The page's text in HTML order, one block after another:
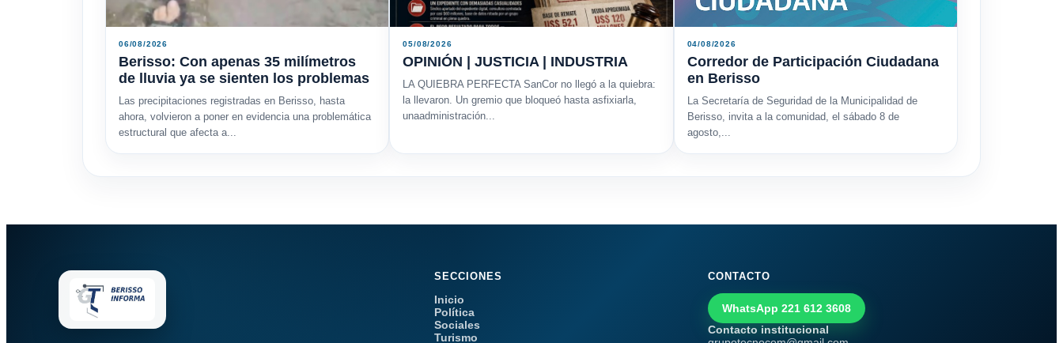
06/08/2026
Berisso: Con apenas 35 milímetros
de lluvia ya se sienten los problemas
​Las precipitaciones registradas en Berisso, hasta
ahora, volvieron a poner en evidencia una problemática
estructural que afecta a...
05/08/2026
OPINIÓN | JUSTICIA | INDUSTRIA
LA QUIEBRA PERFECTA SanCor no llegó a la quiebra:
la llevaron. Un gremio que bloqueó hasta asfixiarla,
unaadministración...
04/08/2026
Corredor de Participación Ciudadana
en Berisso
La Secretaría de Seguridad de la Municipalidad de
Berisso, invita a la comunidad, el sábado 8 de
agosto,...
SECCIONES
Inicio
Política
Sociales
Turismo
CONTACTO
WhatsApp 221 612 3608
Contacto institucional